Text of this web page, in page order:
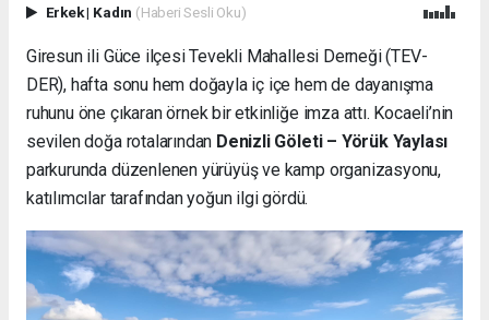
Erkek| Kadın (Haberi Sesli Oku)
Giresun ili Güce ilçesi Tevekli Mahallesi Derneği (TEV-
DER), hafta sonu hem doğayla iç içe hem de dayanışma
ruhunu öne çıkaran örnek bir etkinliğe imza attı. Kocaeli’nin
sevilen doğa rotalarından Denizli Göleti – Yörük Yaylası
parkurunda düzenlenen yürüyüş ve kamp organizasyonu,
katılımcılar tarafından yoğun ilgi gördü.